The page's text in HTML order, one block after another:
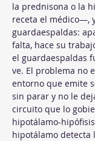
la prednisona o la
receta el médico—,
guardaespaldas:
falta, hace su
el guardaespaldas
ve. El problema no
entorno que emite
sin parar y no le
circuito que lo
hipotálamo-
hipotálamo detecta